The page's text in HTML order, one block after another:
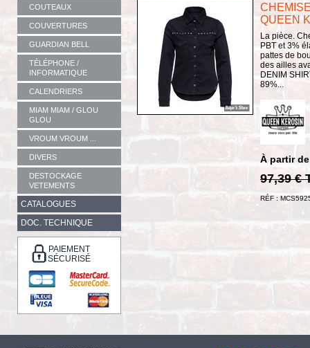
COUTEAUX
COUVERTURES
GUARDIAN BELL
TÉLÉPHONE /
INFORMATIQUE
CALENDRIERS
MIAM MIAM / GLOU
GLOU
VROUM VROUM ...
DIVERS
DESTOCKAGE
VETEMENTS
CATALOGUES
DOC. TECHNIQUE
PAIEMENT
SÉCURISÉ
QUEEN
La pièce.
PBT et 3%
pattes de
des ailles
DENIM
89%...
À partir de
97,39 €
RÉF :